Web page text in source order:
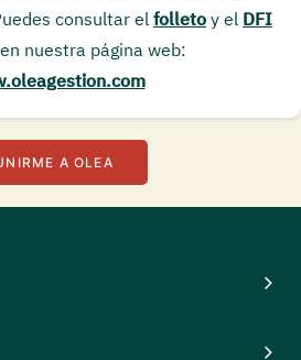
consultar el folleto y el DFI
nuestra página web:
A OLEA